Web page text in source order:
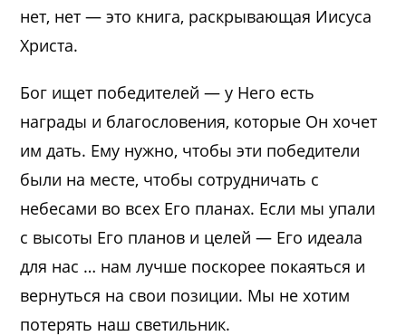
нет, нет — это книга, раскрывающая Иисуса
Христа.
Бог ищет победителей — у Него есть
награды и благословения, которые Он хочет
им дать. Ему нужно, чтобы эти победители
были на месте, чтобы сотрудничать с
небесами во всех Его планах. Если мы упали
с высоты Его планов и целей — Его идеала
для нас … нам лучше поскорее покаяться и
вернуться на свои позиции. Мы не хотим
потерять наш светильник.